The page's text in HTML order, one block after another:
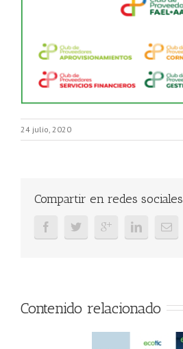
24 julio, 2020
Compartir en redes sociales
Contenido relacionado